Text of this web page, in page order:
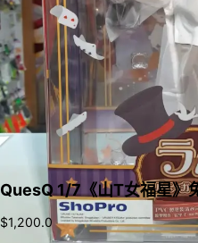
QuesQ 1/7《山T女福星》
$1,200.0